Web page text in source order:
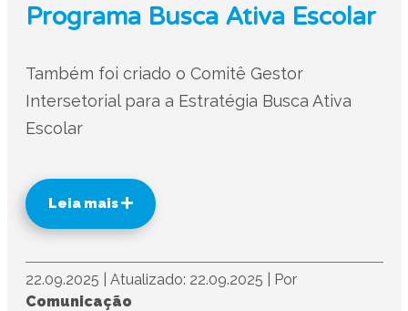
Programa Busca Ativa Escolar
Também foi criado o Comitê Gestor
Intersetorial para a Estratégia Busca Ativa
Escolar
Leia mais
22.09.2025 Atualizado: 22.09.2025
Por
Comunicação